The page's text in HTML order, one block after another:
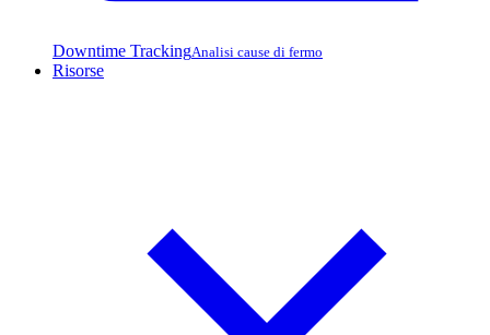
Downtime TrackingAnalisi cause di fermo
Risorse